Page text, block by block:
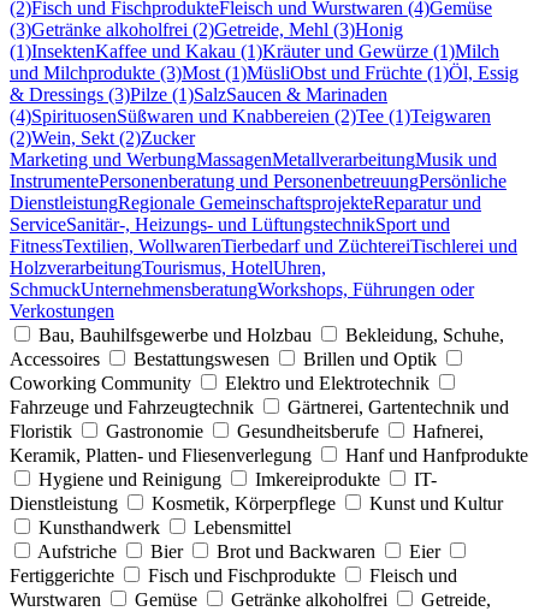
(2)Fisch und FischprodukteFleisch und Wurstwaren (4)Gemüse
(3)Getränke alkoholfrei (2)Getreide, Mehl (3)Honig
(1)InsektenKaffee und Kakau (1)Kräuter und Gewürze (1)Milch
und Milchprodukte (3)Most (1)MüsliObst und Früchte (1)Öl, Essig
& Dressings (3)Pilze (1)SalzSaucen & Marinaden
(4)SpirituosenSüßwaren und Knabbereien (2)Tee (1)Teigwaren
(2)Wein, Sekt (2)Zucker
Marketing und WerbungMassagenMetallverarbeitungMusik und
InstrumentePersonenberatung und PersonenbetreuungPersönliche
DienstleistungRegionale GemeinschaftsprojekteReparatur und
ServiceSanitär-, Heizungs- und LüftungstechnikSport und
FitnessTextilien, WollwarenTierbedarf und ZüchtereiTischlerei und
HolzverarbeitungTourismus, HotelUhren,
SchmuckUnternehmensberatungWorkshops, Führungen oder
Verkostungen
Bau, Bauhilfsgewerbe und Holzbau
Bekleidung, Schuhe,
Accessoires
Bestattungswesen
Brillen und Optik
Coworking Community
Elektro und Elektrotechnik
Fahrzeuge und Fahrzeugtechnik
Gärtnerei, Gartentechnik und
Floristik
Gastronomie Gesundheitsberufe
Hafnerei,
Keramik, Platten- und Fliesenverlegung
Hanf und Hanfprodukte
Hygiene und Reinigung
Imkereiprodukte
IT-
Dienstleistung
Kosmetik, Körperpflege
Kunst und Kultur
Kunsthandwerk
Lebensmittel
Aufstriche
Bier Brot und Backwaren
Eier
Fertiggerichte
Fisch und Fischprodukte
Fleisch und
Wurstwaren
Gemüse Getränke alkoholfrei
Getreide,